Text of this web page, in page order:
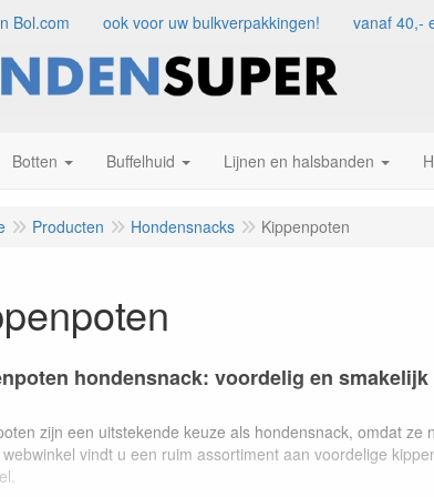
Bol.com ook voor uw bulkverpakkingen! vanaf 40,-
Botten Buffelhuid Lijnen en halsbanden
Producten Hondensnacks Kippenpoten
hondensnack: voordelig en
zijn een uitstekende keuze als hondensnack, omdat
vindt u een ruim assortiment aan voordelige